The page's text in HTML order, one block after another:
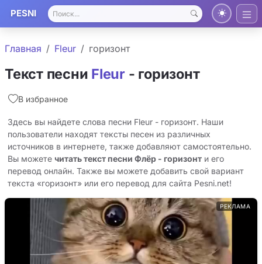
PESNI
Главная Fleur горизонт
Текст песни Fleur - горизонт
В избранное
Здесь вы найдете слова песни Fleur - горизонт. Наши
пользователи находят тексты песен из различных
источников в интернете, также добавляют самостоятельно.
Вы можете читать текст песни Флёр - горизонт и его
перевод онлайн. Также вы можете добавить свой вариант
текста «горизонт» или его перевод для сайта Pesni.net!
РЕКЛАМА